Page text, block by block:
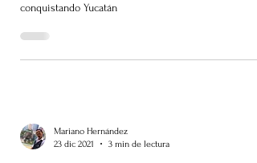
conquistando Yucatán
Mariano Hernández
23 dic 2021
3 min de lectura